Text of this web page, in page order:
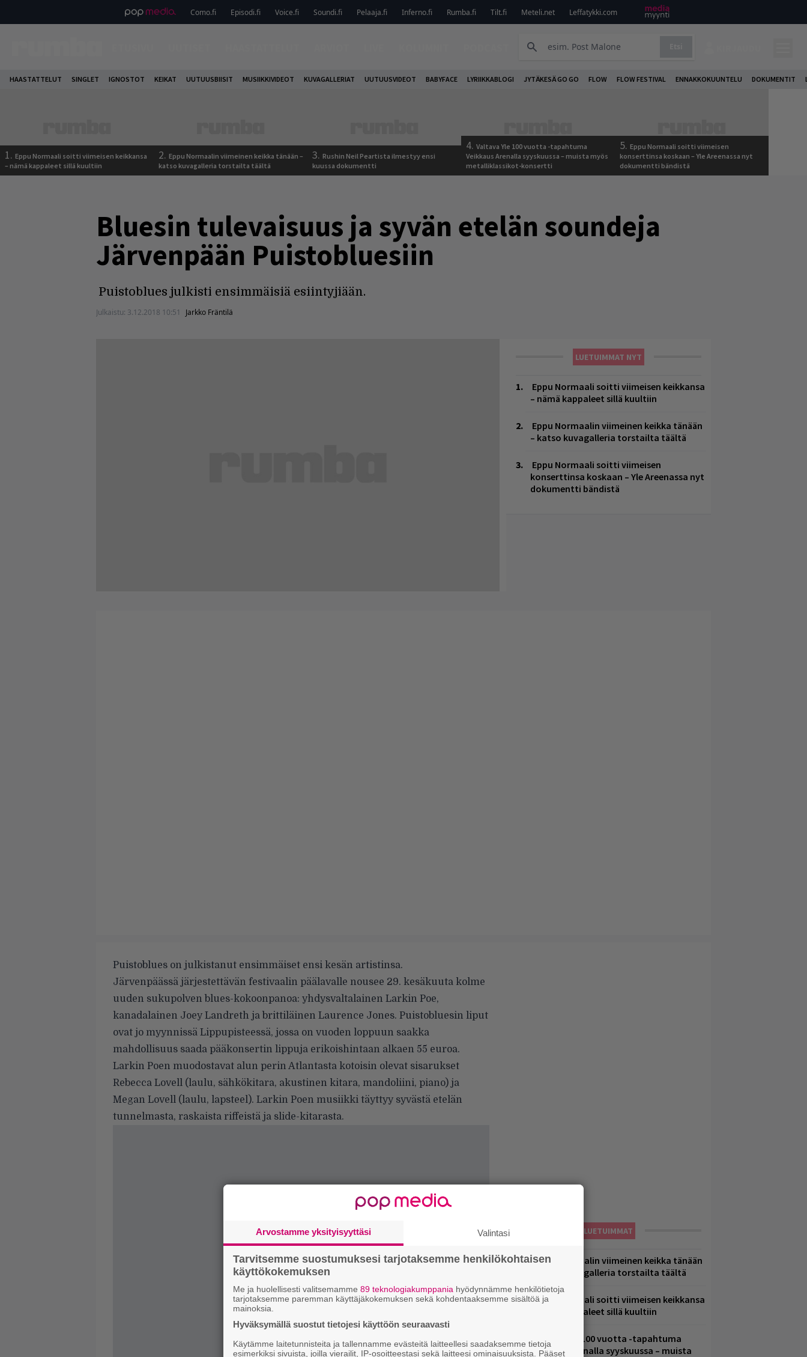
Como.fi Episodi.fi Voice.fi Soundi.fi Pelaaja.fi Inferno.fi Rumba.fi Tilt.fi Meteli.net Leffatykki.com
HAASTATTELUT SINGLET IGNOSTOT KEIKAT UUTUUSBIISIT MUSIIKKIVIDEOT KUVAGALLERIAT UUTUUSVIDEOT BABYFACE LYRIIKKABLOGI JYTÄKESÄ GO GO FLOW FLOW FESTIVAL ENNAKKOKUUNTELU DOKUMENTIT
1. Eppu Normaali soitti viimeisen keikkansa
– nämä kappaleet sillä kuultiin
2. Eppu Normaalin viimeinen keikka tänään –
katso kuvagalleria torstailta täältä
3. Rushin Neil Peartista ilmestyy ensi
kuussa dokumentti
4. Valtava Yle 100 vuotta -tapahtuma
Veikkaus Arenalla syyskuussa – muista myös
metalliklassikot-konsertti
5. Eppu Normaali soitti viimeisen
konserttinsa koskaan – Yle Areenassa nyt
dokumentti bändistä
Bluesin tulevaisuus ja syvän etelän soundeja
Järvenpään Puistobluesiin
Puistoblues julkisti ensimmäisiä esiintyjiään.
Julkaistu: 3.12.2018 10:51 Jarkko Fräntilä
LUETUIMMAT NYT
Eppu Normaali soitti viimeisen keikkansa
– nämä kappaleet sillä kuultiin
Eppu Normaalin viimeinen keikka tänään
– katso kuvagalleria torstailta täältä
Eppu Normaali soitti viimeisen
konserttinsa koskaan – Yle Areenassa nyt
dokumentti bändistä
Puistoblues on julkistanut ensimmäiset ensi kesän artistinsa.
Järvenpäässä järjestettävän festivaalin päälavalle nousee 29. kesäkuuta kolme
uuden sukupolven blues-kokoonpanoa: yhdysvaltalainen Larkin Poe,
kanadalainen Joey Landreth ja brittiläinen Laurence Jones. Puistobluesin liput
ovat jo myynnissä Lippupisteessä, jossa on vuoden loppuun saakka
mahdollisuus saada pääkonsertin lippuja erikoishintaan alkaen 55 euroa.
Larkin Poen muodostavat alun perin Atlantasta kotoisin olevat sisarukset
Rebecca Lovell (laulu, sähkökitara, akustinen kitara, mandoliini, piano) ja
Megan Lovell (laulu, lapsteel). Larkin Poen musiikki täyttyy syvästä etelän
tunnelmasta, raskaista riffeistä ja slide-kitarasta.
LUETUIMMAT
Eppu Normaalin viimeinen keikka tänään
– katso kuvagalleria torstailta täältä
Eppu Normaali soitti viimeisen keikkansa
– nämä kappaleet sillä kuultiin
Valtava Yle 100 vuotta -tapahtuma
Veikkaus Arenalla syyskuussa – muista
Arvostamme yksityisyyttäsi Valintasi
Tarvitsemme suostumuksesi tarjotaksemme henkilökohtaisen
käyttökokemuksen
Me ja huolellisesti valitsemamme 89 teknologiakumppania hyödynnämme henkilötietoja
tarjotaksemme paremman käyttäjäkokemuksen sekä kohdentaaksemme sisältöä ja
mainoksia.
Hyväksymällä suostut tietojesi käyttöön seuraavasti
Käytämme laitetunnisteita ja tallennamme evästeitä laitteellesi saadaksemme tietoja
esimerkiksi sivuista, joilla vierailit, IP-osoitteestasi sekä laitteesi ominaisuuksista. Pääset